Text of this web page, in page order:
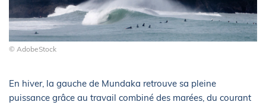
© AdobeStock
En hiver, la gauche de Mundaka retrouve sa pleine
puissance grâce au travail combiné des marées, du courant